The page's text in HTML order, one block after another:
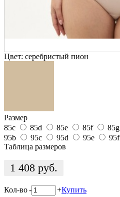
Цвет: серебристый пион
Размер
85c
85d 85e 85f 85g
95b
95c 95d 95e 95f
Таблица размеров
1 408 руб.
Кол-во- +Купить